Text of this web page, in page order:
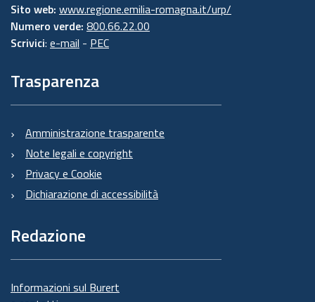
Sito web: www.regione.emilia-romagna.it/urp/
Numero verde: 800.66.22.00
Scrivici: e-mail - PEC
Trasparenza
Amministrazione trasparente
Note legali e copyright
Privacy e Cookie
Dichiarazione di accessibilità
Redazione
Informazioni sul Burert